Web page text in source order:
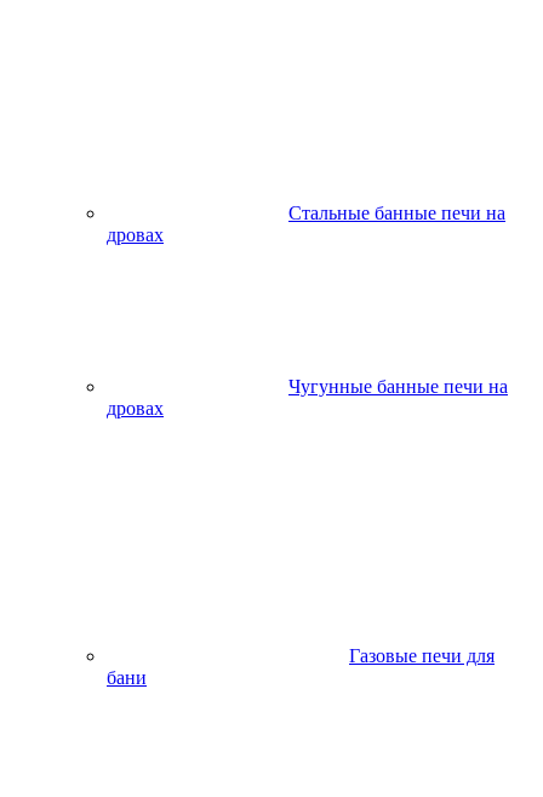
Стальные банные печи на
дровах
Чугунные банные печи на
дровах
Газовые печи для
бани